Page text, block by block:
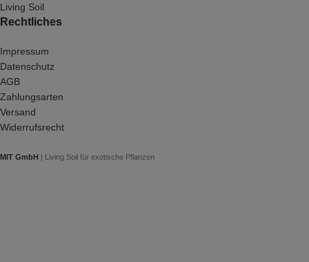
Living Soil
Rechtliches
Impressum
Datenschutz
AGB
Zahlungsarten
Versand
Widerrufsrecht
MIT GmbH | Living Soil für exotische Pflanzen